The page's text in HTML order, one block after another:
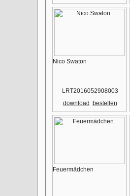
Nico Swaton
LRT2016052908003
download
bestellen
Feuermädchen